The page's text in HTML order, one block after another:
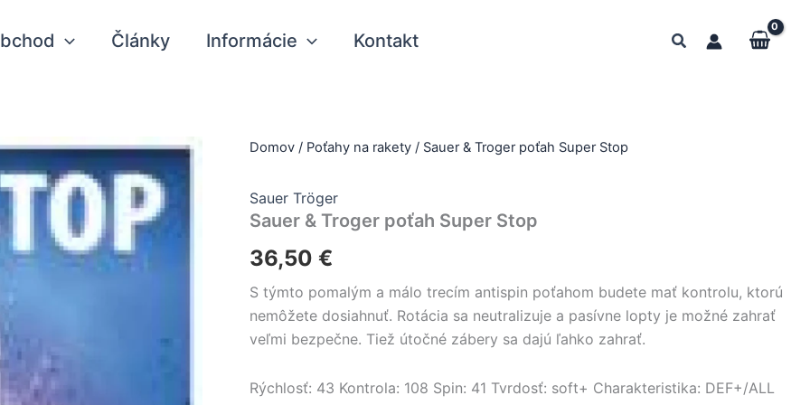
Články Informácie Kontakt
Domov / Poťahy na rakety / Sauer & Troger poťah Super Stop
Sauer Tröger
Sauer & Troger poťah Super Stop
36,50€
S týmto pomalým a málo trecím antispin poťahom budete mať kontrolu, ktorú
nemôžete dosiahnuť. Rotácia sa neutralizuje a pasívne lopty je možné zahrať
veľmi bezpečne. Tiež útočné zábery sa dajú ľahko zahrať.
Rýchlosť: 43 Kontrola: 108 Spin: 41 Tvrdosť: soft+ Charakteristika: DEF+/ALL